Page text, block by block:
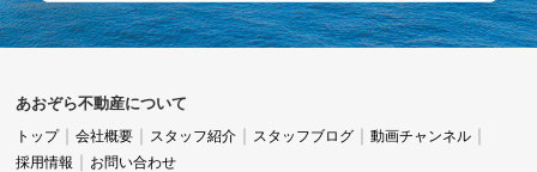
あおぞら不動産について
トップ 会社概要 スタッフ紹介 スタッフブログ
動画チャンネル
採用情報
お問い合わせ